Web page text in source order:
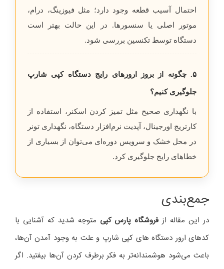
احتمال آسیب قطعه وجود دارد؛ مثل فیوزینگ، درام،
موتور اصلی یا سنسورها. در این حالت بهتر است
دستگاه توسط تکنسین بررسی شود.
۵. چگونه از بروز ارورهای رایج دستگاه کپی شارپ
جلوگیری کنیم؟
با نگهداری صحیح مثل تمیز کردن اسکنر، استفاده از
کارتریج اورجینال، آپدیت نرم‌افزار دستگاه، نگهداری تونر
در محل خشک و سرویس دوره‌ای می‌توان از بسیاری از
خطاهای رایج جلوگیری کرد.
جمع‌بندی
در این مقاله از فروشگاه پارس کپی متوجه شدید که آشنایی با
کدهای ارور دستگاه‌ های کپی شارپ و علت به وجود آمدن آن‌ها،
باعث می‌شود هوشمندانه‌تر به فکر برطرف کردن آن‌ها بیفتید. اگر